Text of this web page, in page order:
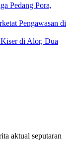
Pedang Pora,
Pengawasan di
di Alor, Dua
aktual seputaran